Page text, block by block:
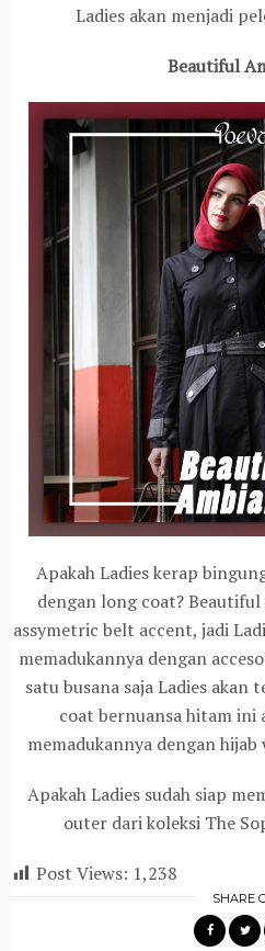
Ladies akan menjadi
Beautiful
Apakah Ladies kerap
dengan long coat?
assymetric belt accent, jadi
memadukannya dengan
satu busana saja Ladies
coat bernuansa hitam ini
memadukannya dengan
Apakah Ladies sudah siap
outer dari koleksi The
Post Views: 1,238
SHARE